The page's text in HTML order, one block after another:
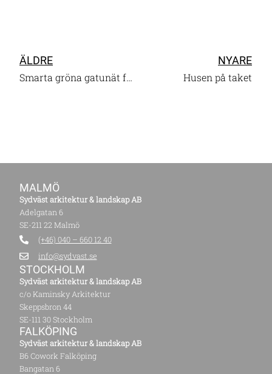
ÄLDRE
Smarta gröna gatunät för Nyhamnen
NYARE
Husen på taket
MALMÖ
Sydväst arkitektur & landskap AB
Adelgatan 6
SE-211 22 Malmö
(+46) 040 – 660 12 40
info@sydvast.se
STOCKHOLM
Sydväst arkitektur & landskap AB
c/o Kaminsky Arkitektur
Skeppsbron 44
SE-111 30 Stockholm
FALKÖPING
Sydväst arkitektur & landskap AB
B6 Cowork Falköping
Bangatan 6